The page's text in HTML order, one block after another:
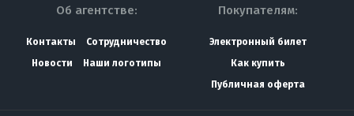
Об агентстве:
Контакты
Сотрудничество
Новости
Наши логотипы
Покупателям:
Электронный билет
Как купить
Публичная оферта